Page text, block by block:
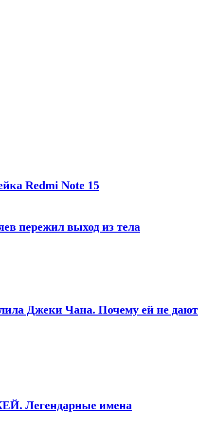
Redmi Note 15
пережил выход из тела
Джеки Чана. Почему ей не дают
Легендарные имена